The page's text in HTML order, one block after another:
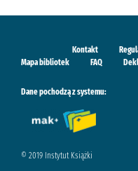
Kontakt
Mapa bibliotek
FAQ
Dane pochodzą z systemu:
© 2019 Instytut Książki